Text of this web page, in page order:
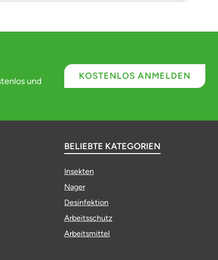
und
KOSTENLOS ANMELDEN
BELIEBTE KATEGORIEN
Insekten
Nager
Desinfektion
Arbeitsschutz
Arbeitsmittel